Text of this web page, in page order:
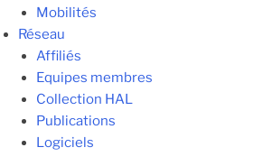
Mobilités
Réseau
Affiliés
Equipes membres
Collection HAL
Publications
Logiciels